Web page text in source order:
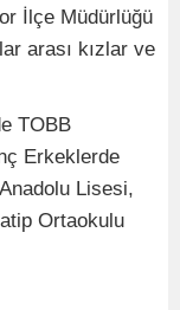
İlçe Müdürlüğü
arası kızlar ve
TOBB
Erkeklerde
Lisesi,
Ortaokulu